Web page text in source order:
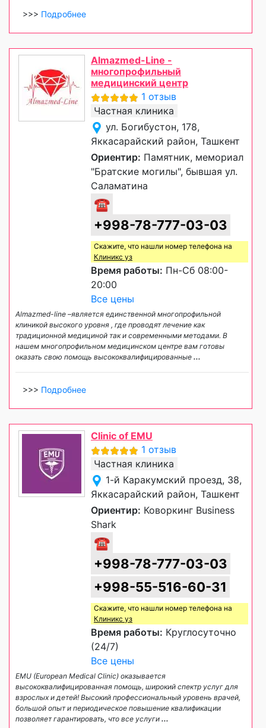
>>> Подробнее
Almazmed-Line -
многопрофильный
медицинский центр
1 отзыв
Частная клиника
ул. Богибустон, 178,
Яккасарайский район, Ташкент
Ориентир: Памятник, мемориал
"Братские могилы", бывшая ул.
Саламатина
☎
+998-78-777-03-03
Скажите, что нашли номер телефона на
Клиникс уз
Время работы: Пн-Сб 08:00-
20:00
Все цены
Almazmed-line –является единственной многопрофильной
клиникой высокого уровня , где проводят лечение как
традиционной медициной так и современными методами. В
нашем многопрофильном медицинском центре вам готовы
оказать свою помощь высококвалифицированные ...
>>> Подробнее
Clinic of EMU
1 отзыв
Частная клиника
1-й Каракумский проезд, 38,
Яккасарайский район, Ташкент
Ориентир: Коворкинг Business
Shark
☎
+998-78-777-03-03
+998-55-516-60-31
Скажите, что нашли номер телефона на
Клиникс уз
Время работы: Круглосуточно
(24/7)
Все цены
EMU (European Medical Clinic) оказывается
высококвалифицированная помощь, широкий спектр услуг для
взрослых и детей! Высокий профессиональный уровень врачей,
большой опыт и периодическое повышение квалификации
позволяет гарантировать, что все услуги ...